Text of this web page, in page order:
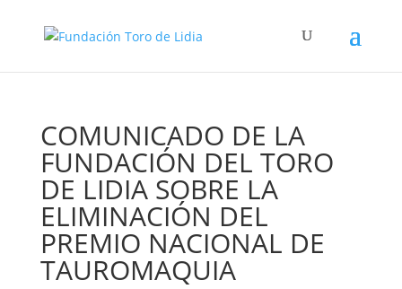
COMUNICADO DE LA
FUNDACIÓN DEL TORO
DE LIDIA SOBRE LA
ELIMINACIÓN DEL
PREMIO NACIONAL DE
TAUROMAQUIA